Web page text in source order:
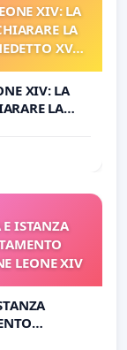
XIV: LA
LA
XVI
XIV: LA
LA
XVI E/O
ISTANZA
LEONE XIV
XIV